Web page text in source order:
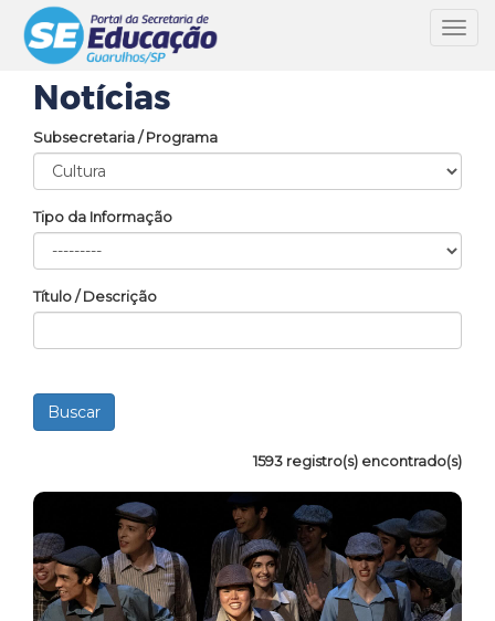
Notícias
Subsecretaria / Programa
Tipo da Informação
Título / Descrição
1593 registro(s) encontrado(s)